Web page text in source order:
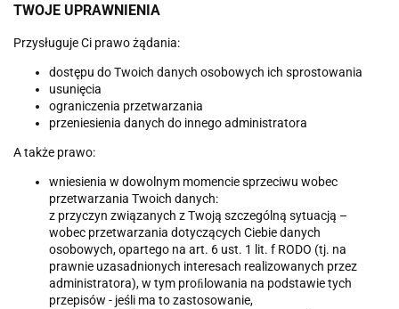
TWOJE UPRAWNIENIA
Przysługuje Ci prawo żądania:
dostępu do Twoich danych osobowych ich sprostowania
usunięcia
ograniczenia przetwarzania
przeniesienia danych do innego administratora
A także prawo:
wniesienia w dowolnym momencie sprzeciwu wobec
przetwarzania Twoich danych:
z przyczyn związanych z Twoją szczególną sytuacją –
wobec przetwarzania dotyczących Ciebie danych
osobowych, opartego na art. 6 ust. 1 lit. f RODO (tj. na
prawnie uzasadnionych interesach realizowanych przez
administratora), w tym proﬁlowania na podstawie tych
przepisów - jeśli ma to zastosowanie,